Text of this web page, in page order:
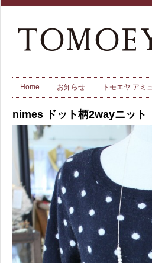
Home お知らせ トモエヤ アミ
nimes ドット柄2wayニット